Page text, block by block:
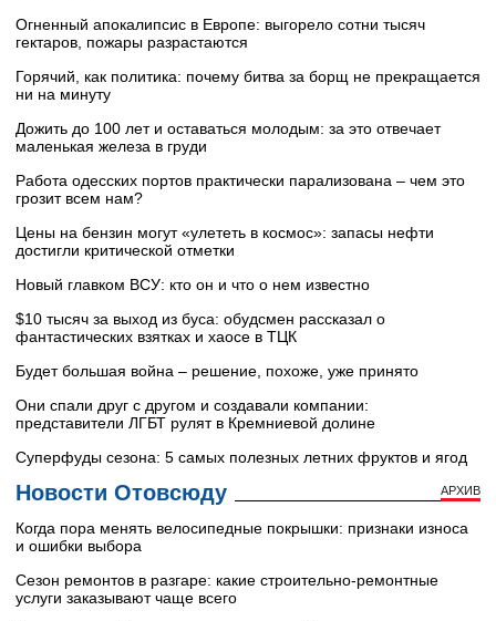
Огненный апокалипсис в Европе: выгорело сотни тысяч
гектаров, пожары разрастаются
Горячий, как политика: почему битва за борщ не прекращается
ни на минуту
Дожить до 100 лет и оставаться молодым: за это отвечает
маленькая железа в груди
Работа одесских портов практически парализована – чем это
грозит всем нам?
Цены на бензин могут «улететь в космос»: запасы нефти
достигли критической отметки
Новый главком ВСУ: кто он и что о нем известно
$10 тысяч за выход из буса: обудсмен рассказал о
фантастических взятках и хаосе в ТЦК
Будет большая война – решение, похоже, уже принято
Они спали друг с другом и создавали компании:
представители ЛГБТ рулят в Кремниевой долине
Суперфуды сезона: 5 самых полезных летних фруктов и ягод
Новости Отовсюду АРХИВ
Когда пора менять велосипедные покрышки: признаки износа
и ошибки выбора
Сезон ремонтов в разгаре: какие строительно-ремонтные
услуги заказывают чаще всего